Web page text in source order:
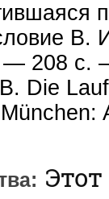
— 208 с.
Die
Этот